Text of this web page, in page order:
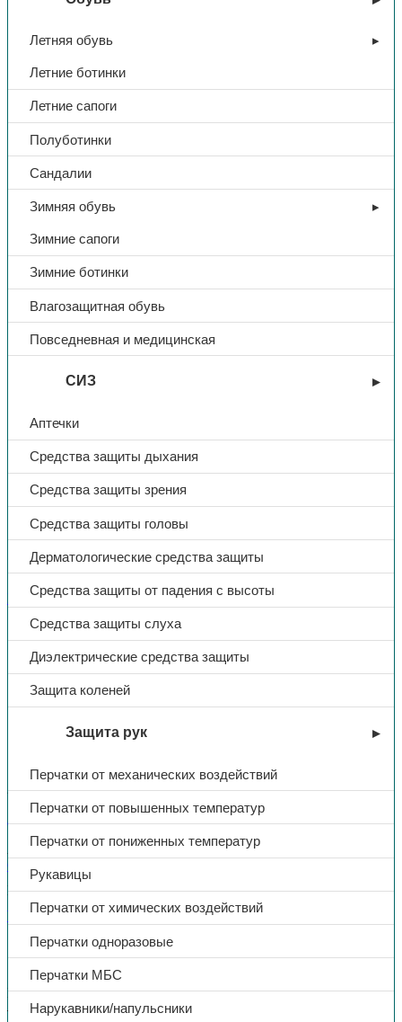
Летняя обувь
Летние ботинки
Летние сапоги
Полуботинки
Сандалии
Зимняя обувь
Зимние сапоги
Зимние ботинки
Влагозащитная обувь
Повседневная и медицинская
СИЗ
Аптечки
Средства защиты дыхания
Средства защиты зрения
Средства защиты головы
Дерматологические средства защиты
Средства защиты от падения с высоты
Средства защиты слуха
Диэлектрические средства защиты
Защита коленей
Защита рук
Перчатки от механических воздействий
Перчатки от повышенных температур
Перчатки от пониженных температур
Рукавицы
Перчатки от химических воздействий
Перчатки одноразовые
Перчатки МБС
Нарукавники/напульсники
Костюмы летние
Костюм «Весна 1», куртка/
брюки, тк.Смесовая,
(васильковый/серый), СОП |
2520,00₽
В избранное
Артикул:Н/Д Категории:Костюмы летние
Спецодежда
Поделиться:
Поделиться в Telegram
Поделиться в
Whatsapp
Поделиться в Ok
Поделиться в Vk
Описание
Доп. информация
КУРТКА:
— куртка удлиненная с супатной застежкой на пуговицы